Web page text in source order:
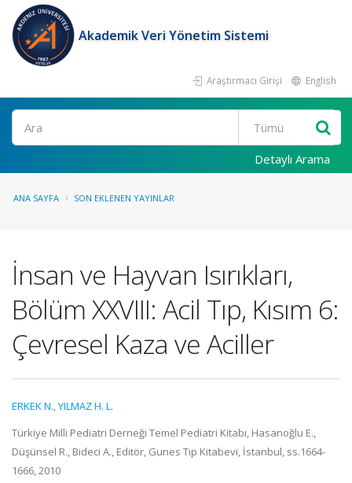
Akademik Veri Yönetim Sistemi
Araştırmacı Girişi English
Ara
Detaylı Arama
ANA SAYFA SON EKLENEN YAYINLAR
İnsan ve Hayvan Isırıkları,
Bölüm XXVIII: Acil Tıp, Kısım 6:
Çevresel Kaza ve Aciller
ERKEK N.,YILMAZ H. L.
Türkiye Milli Pediatri Derneği Temel Pediatri Kitabı, Hasanoğlu E.,
Düşünsel R., Bideci A., Editör, Gunes Tıp Kitabevi, İstanbul, ss.1664-
1666, 2010